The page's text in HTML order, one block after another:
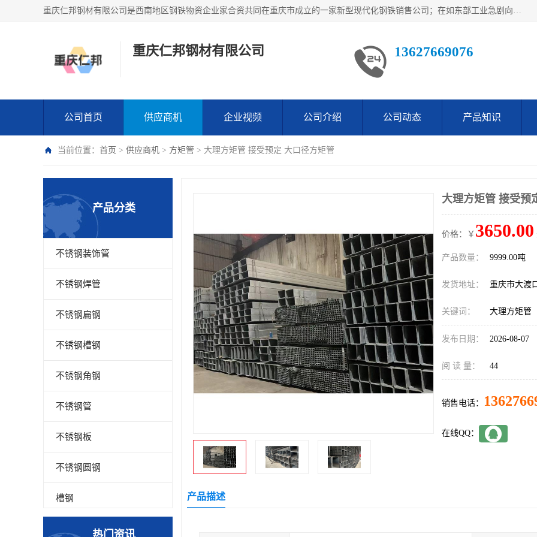
重庆仁邦钢材有限公司是西南地区钢铁物资企业家合资共同在重庆市成立的一家新型现代化钢铁销售公司；在如东部工业急剧向西部转移，西部大建工厂区及国家水利水电项目，我司力抓不断完善自我产品结构优化，让自己的钢铁产品广泛传播于这些大型再建项目
重庆仁邦钢材有限公司 13627669076
公司首页 供应商机 企业视频 公司介绍 公司动态 产品知识
当前位置： 首页 > 供应商机 > 方矩管 > 大理方矩管 接受预定 大口径方矩管
产品分类
不锈钢装饰管
不锈钢焊管
不锈钢扁钢
不锈钢槽钢
不锈钢角钢
不锈钢管
不锈钢板
不锈钢圆钢
槽钢
热门资讯
大理方矩管 接受预
价格：￥ 3650.00
产品数量： 9999.00吨
发货地址： 重庆市大渡
关键词： 大理方矩管
发布日期： 2026-08-07
阅 读 量： 44
销售电话：
在线QQ：
产品描述